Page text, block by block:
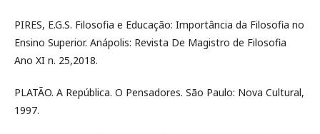
PIRES, E.G.S. Filosofia e Educação: Importância da Filosofia no
Ensino Superior. Anápolis: Revista De Magistro de Filosofia
Ano XI n. 25,2018.
PLATÃO. A República. O Pensadores. São Paulo: Nova Cultural,
1997.